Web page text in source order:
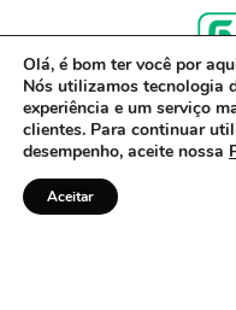
Olá, é bom ter você por
Nós utilizamos tecnologia
experiência e um serviço
clientes. Para continuar
desempenho, aceite nossa
Aceitar